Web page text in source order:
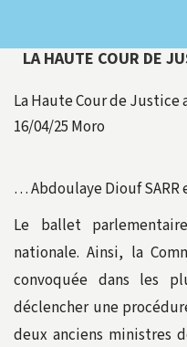
LA HAUTE COUR DE
La Haute Cour de
16/04/25 Moro
… Abdoulaye Diouf SARR
Le ballet
nationale. Ainsi, la
convoquée dans les
déclencher une
deux anciens ministres